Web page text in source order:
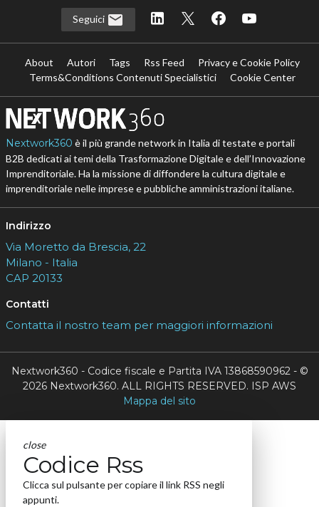
Seguici
About Autori Tags Rss Feed
Privacy e Cookie Policy
Terms&Conditions Contenuti Specialistici
Cookie Center
Nextwork360 è il più grande network in Italia di testate e portali
B2B dedicati ai temi della Trasformazione Digitale e dell’Innovazione
Imprenditoriale. Ha la missione di diffondere la cultura digitale e
imprenditoriale nelle imprese e pubbliche amministrazioni italiane.
Indirizzo
Via Moretto da Brescia, 22
Milano - Italia
CAP 20133
Contatti
Contatta il nostro team per maggiori informazioni
Nextwork360 - Codice fiscale e Partita IVA 13868590962 - ©
2026 Nextwork360. ALL RIGHTS RESERVED. ISP AWS
Mappa del sito
close
Codice Rss
Clicca sul pulsante per copiare il link RSS negli
appunti.